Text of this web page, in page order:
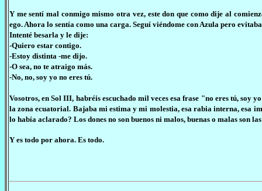
Y me sentí mal conmigo mismo otra vez, este don que como dije al
ego. Ahora lo sentía como una carga. Seguí viéndome con Azula pero
Intenté besarla y le dije:
-Quiero estar contigo.
-Estoy distinta -me dijo.
-O sea, no te atraigo más.
-No, no, soy yo no eres tú.
Vosotros, en Sol III, habréis escuchado mil veces esa frase "no eres tú, soy
la zona ecuatorial. Bajaba mi estima y mi molestia, esa rabia interna, esa
lo había aclarado? Los dones no son buenos ni malos, buenas o malas son
Y es todo por ahora. Es todo.